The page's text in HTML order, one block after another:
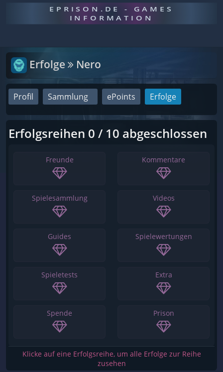
EPRISON.DE - GAMES
INFORMATION
Erfolge Nero
Profil Sammlung ePoints Erfolge
Erfolgsreihen 0 / 10 abgeschlossen
Freunde Kommentare
Spielesammlung Videos
Guides Spielewertungen
Spieletests Extra
Spende Prison
Klicke auf eine Erfolgsreihe, um alle Erfolge zur Reihe
zusehen